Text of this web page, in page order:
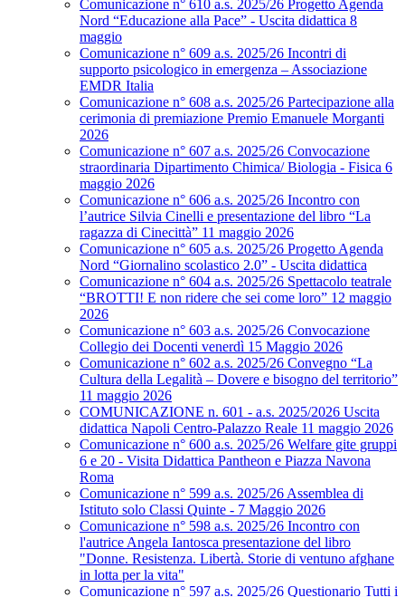
Comunicazione n° 610 a.s. 2025/26 Progetto Agenda
Nord “Educazione alla Pace” - Uscita didattica 8
maggio
Comunicazione n° 609 a.s. 2025/26 Incontri di
supporto psicologico in emergenza – Associazione
EMDR Italia
Comunicazione n° 608 a.s. 2025/26 Partecipazione alla
cerimonia di premiazione Premio Emanuele Morganti
2026
Comunicazione n° 607 a.s. 2025/26 Convocazione
straordinaria Dipartimento Chimica/ Biologia - Fisica 6
maggio 2026
Comunicazione n° 606 a.s. 2025/26 Incontro con
l’autrice Silvia Cinelli e presentazione del libro “La
ragazza di Cinecittà” 11 maggio 2026
Comunicazione n° 605 a.s. 2025/26 Progetto Agenda
Nord “Giornalino scolastico 2.0” - Uscita didattica
Comunicazione n° 604 a.s. 2025/26 Spettacolo teatrale
“BROTTI! E non ridere che sei come loro” 12 maggio
2026
Comunicazione n° 603 a.s. 2025/26 Convocazione
Collegio dei Docenti venerdì 15 Maggio 2026
Comunicazione n° 602 a.s. 2025/26 Convegno “La
Cultura della Legalità – Dovere e bisogno del territorio”
11 maggio 2026
COMUNICAZIONE n. 601 - a.s. 2025/2026 Uscita
didattica Napoli Centro-Palazzo Reale 11 maggio 2026
Comunicazione n° 600 a.s. 2025/26 Welfare gite gruppi
6 e 20 - Visita Didattica Pantheon e Piazza Navona
Roma
Comunicazione n° 599 a.s. 2025/26 Assemblea di
Istituto solo Classi Quinte - 7 Maggio 2026
Comunicazione n° 598 a.s. 2025/26 Incontro con
l'autrice Angela Iantosca presentazione del libro
"Donne. Resistenza. Libertà. Storie di ventuno afghane
in lotta per la vita"
Comunicazione n° 597 a.s. 2025/26 Questionario Tutti i